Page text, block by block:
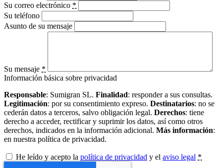
Su correo electrónico *
Su teléfono
Asunto de su mensaje
Su mensaje *
Información básica sobre privacidad
Responsable: Sumigran SL. Finalidad: responder a sus consultas.
Legitimación: por su consentimiento expreso. Destinatarios: no se
cederán datos a terceros, salvo obligación legal. Derechos: tiene
derecho a acceder, rectificar y suprimir los datos, así como otros
derechos, indicados en la información adicional. Más información:
en nuestra política de privacidad.
He leído y acepto la política de privacidad y el aviso legal *